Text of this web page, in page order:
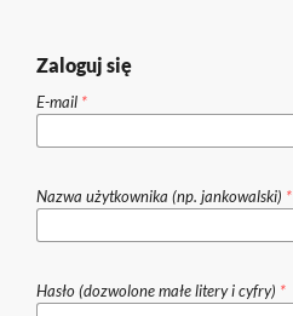
Zaloguj się
E-mail *
Nazwa użytkownika (np. jankowalski) *
Hasło (dozwolone małe litery i cyfry) *